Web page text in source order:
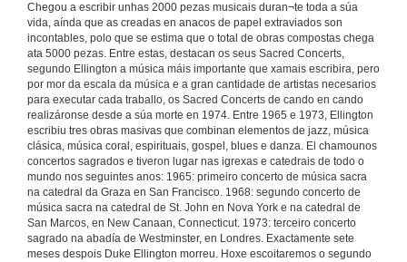
Chegou a escribir unhas 2000 pezas musicais duran¬te toda a súa
vida, aínda que as creadas en anacos de papel extraviados son
incontables, polo que se estima que o total de obras compostas chega
ata 5000 pezas. Entre estas, destacan os seus Sacred Concerts,
segundo Ellington a música máis importante que xamais escribira, pero
por mor da escala da música e a gran cantidade de artistas necesarios
para executar cada traballo, os Sacred Concerts de cando en cando
realizáronse desde a súa morte en 1974. Entre 1965 e 1973, Ellington
escribiu tres obras masivas que combinan elementos de jazz, música
clásica, música coral, espirituais, gospel, blues e danza. El chamounos
concertos sagrados e tiveron lugar nas igrexas e catedrais de todo o
mundo nos seguintes anos: 1965: primeiro concerto de música sacra
na catedral da Graza en San Francisco. 1968: segundo concerto de
música sacra na catedral de St. John en Nova York e na catedral de
San Marcos, en New Canaan, Connecticut. 1973: terceiro concerto
sagrado na abadía de Westminster, en Londres. Exactamente sete
meses despois Duke Ellington morreu. Hoxe escoitaremos o segundo
19 de xuño de 2014
Freedom
para coro, saxo alto e sección de ritmos
19 de xuño de 2014
Word you heard
para coro e banda
19 de xuño de 2014
Freedom is a Word & Sweet, fat and that
para coro, recitadora e sección de ritmos
19 de xuño de 2014